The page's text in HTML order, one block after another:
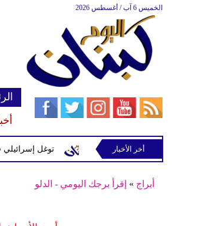
الخميس 6 آب / أغسطس 2026
توغل إسرائيلي في في رب ثلاثين
أخر الأخبار
أبراج » إقرأ برجك اليومي - الدلو